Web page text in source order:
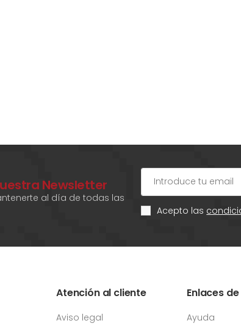
Newsletter
al día de todas las
Acepto las
Atención al cliente
Aviso legal
Enlaces
Ayuda